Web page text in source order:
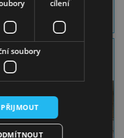
Elegance s úžasnými výhledy
Messinian Nest
cílení
soubory